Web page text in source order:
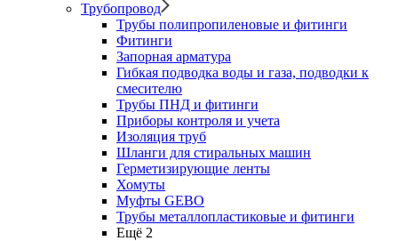
Трубопровод
Трубы полипропиленовые и фитинги
Фитинги
Запорная арматура
Гибкая подводка воды и газа, подводки к
смесителю
Трубы ПНД и фитинги
Приборы контроля и учета
Изоляция труб
Шланги для стиральных машин
Герметизирующие ленты
Хомуты
Муфты GEBO
Трубы металлопластиковые и фитинги
Ещё 2